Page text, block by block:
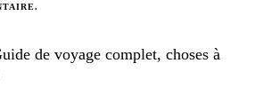
RIGA:
.
de voyage complet, choses à